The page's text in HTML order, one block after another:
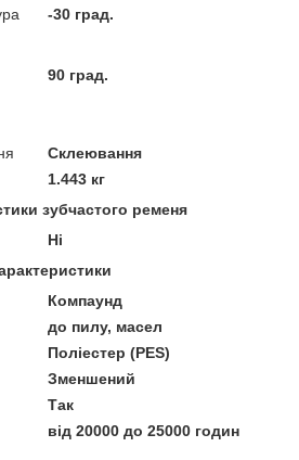
-30 град.
90 град.
Склеювання
1.443 кг
зубчастого ременя
Ні
Компаунд
до пилу, масел
Поліестер (PES)
Зменшений
Так
від 20000 до 25000 годин